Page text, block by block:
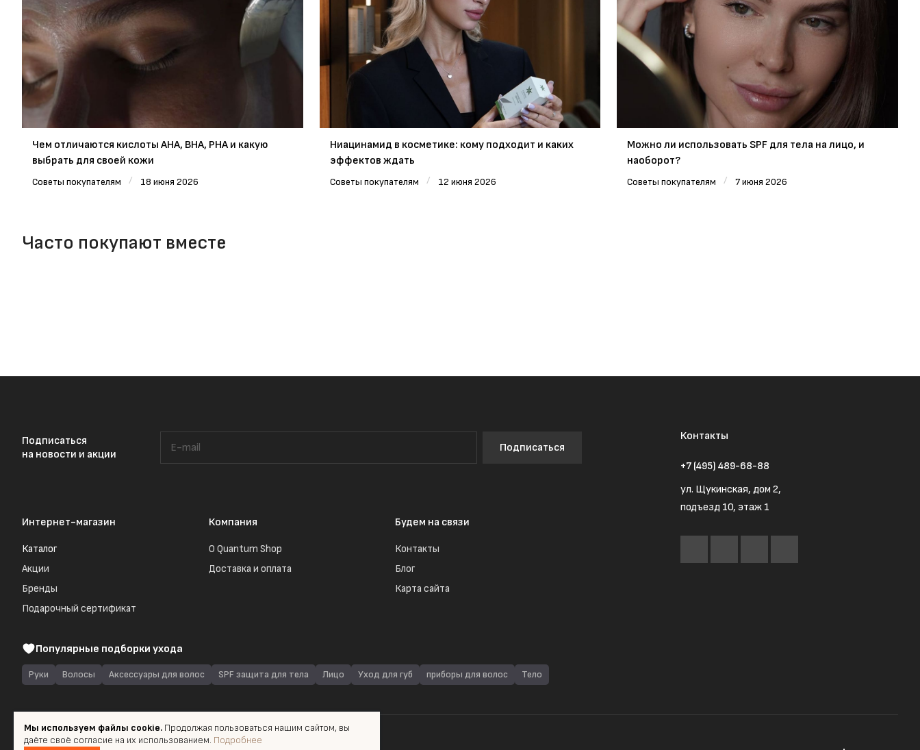
Чем отличаются кислоты AHA, BHA, PHA и какую
выбрать для своей кожи
Советы покупателям / 18 июня 2026
Ниацинамид в косметике: кому подходит и каких
эффектов ждать
Советы покупателям / 12 июня 2026
Можно ли использовать SPF для тела на лицо, и
наоборот?
Советы покупателям / 7 июня 2026
Часто покупают вместе
Подписаться
на новости и акции
Подписаться
Интернет-магазин
Каталог
Акции
Бренды
Подарочный сертификат
Компания
О Quantum Shop
Доставка и оплата
Будем на связи
Контакты
Блог
Карта сайта
Контакты
+7 (495) 489-68-88
ул. Щукинская, дом 2,
подъезд 10, этаж 1
Популярные подборки ухода
Руки Волосы Аксессуары для волос SPF защита для тела Лицо Уход для губ приборы для волос Тело
Мы используем файлы cookie. Продолжая пользоваться нашим сайтом, вы
даёте своё согласие на их использованием. Подробнее